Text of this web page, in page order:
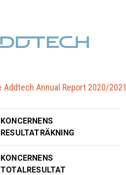
Addtech Annual Report 2020/2021
KONCERNENS
RESULTATRÄKNING
KONCERNENS
TOTALRESULTAT